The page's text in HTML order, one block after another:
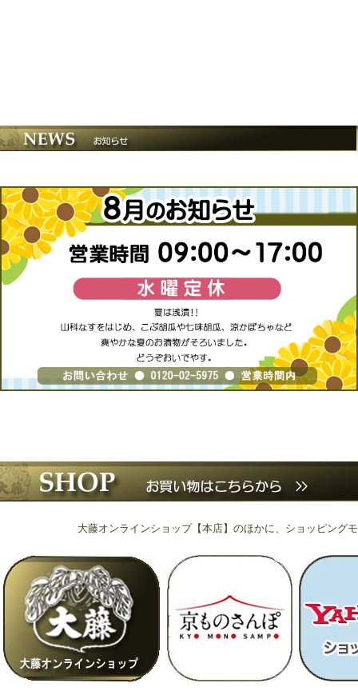
大藤オンラインショップ【本店】のほかに、ショッピング